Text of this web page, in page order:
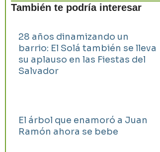
También te podría interesar
28 años dinamizando un
barrio: El Solá también se lleva
su aplauso en las Fiestas del
Salvador
El árbol que enamoró a Juan
Ramón ahora se bebe